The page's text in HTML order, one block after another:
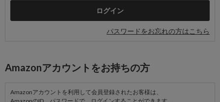
パスワードをお忘れの方はこちら
Amazonアカウントをお持ちの方
Amazonアカウントを利用して会員登録されたお客様は、